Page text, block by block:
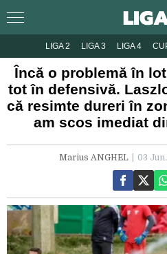
LIGA 2 LIGA 3 LIGA 4
Încă o problemă în
tot în defensivă.
că resimte dureri în
am scos imediat
Marius ANGHEL 03